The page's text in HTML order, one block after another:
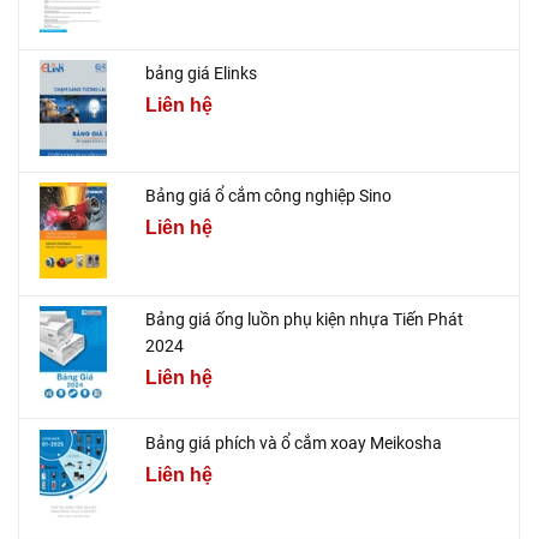
bảng giá Elinks
Liên hệ
Bảng giá ổ cắm công nghiệp Sino
Liên hệ
Bảng giá ống luồn phụ kiện nhựa Tiến Phát
2024
Liên hệ
Bảng giá phích và ổ cắm xoay Meikosha
Liên hệ